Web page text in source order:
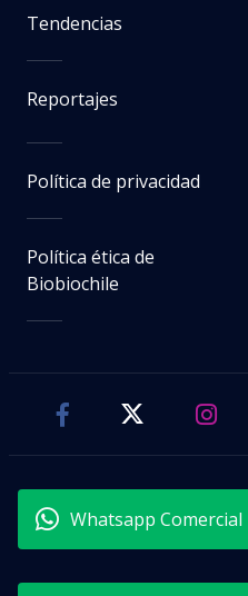
Tendencias
Reportajes
Política de privacidad
Política ética de
Biobiochile
Whatsapp Comercial